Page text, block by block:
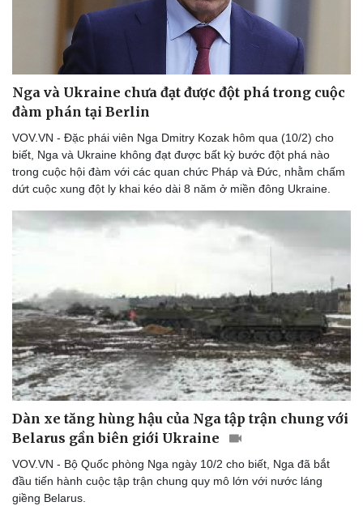
Lịch thi đấu bóng đá
Thế giới thể thao
Xe máy
Tư vấn
Nga và Ukraine chưa đạt được đột phá trong cuộc
đàm phán tại Berlin
VOV.VN - Đặc phái viên Nga Dmitry Kozak hôm qua (10/2) cho
biết, Nga và Ukraine không đạt được bất kỳ bước đột phá nào
trong cuộc hội đàm với các quan chức Pháp và Đức, nhằm chấm
dứt cuộc xung đột ly khai kéo dài 8 năm ở miền đông Ukraine.
Dàn xe tăng hùng hậu của Nga tập trận chung với
Belarus gần biên giới Ukraine
VOV.VN - Bộ Quốc phòng Nga ngày 10/2 cho biết, Nga đã bắt
đầu tiến hành cuộc tập trận chung quy mô lớn với nước láng
giềng Belarus.